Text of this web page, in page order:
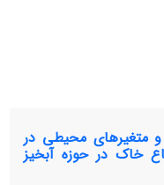
متغیرهای محیطی در
خاک در حوزه آبخیز